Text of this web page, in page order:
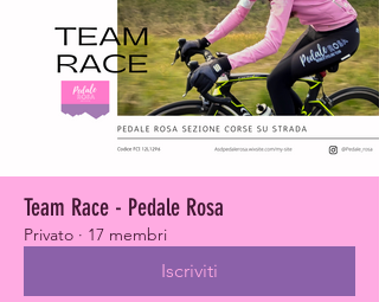
Team Race - Pedale Rosa
Privato · 17 membri
Iscriviti